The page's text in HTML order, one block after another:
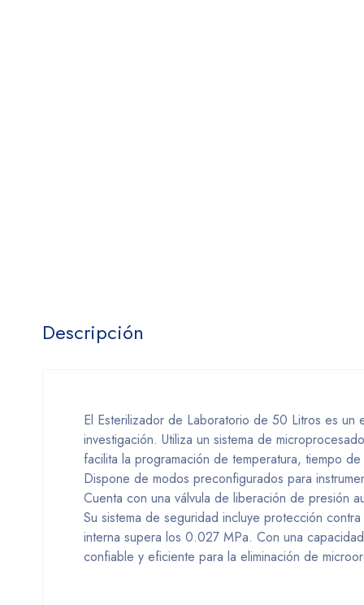
Descripción
El Esterilizador de Laboratorio de 50 Litros es
investigación. Utiliza un sistema de
facilita la programación de temperatura, tiempo
Dispone de modos preconfigurados para
Cuenta con una válvula de liberación de presión
Su sistema de seguridad incluye protección
interna supera los 0.027 MPa. Con una
confiable y eficiente para la eliminación de